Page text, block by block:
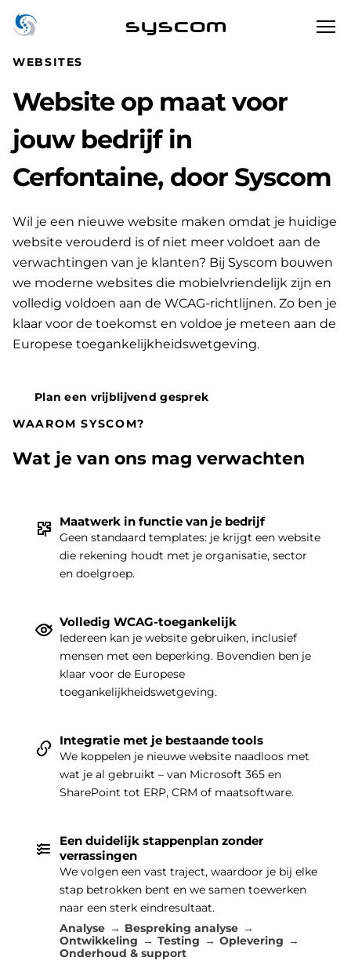
syscom
|
WEBSITES
Website op maat voor
jouw bedrijf in
Cerfontaine, door Syscom
Wil je een nieuwe website maken omdat je huidige
website verouderd is of niet meer voldoet aan de
verwachtingen van je klanten? Bij Syscom bouwen
we moderne websites die mobielvriendelijk zijn en
volledig voldoen aan de WCAG-richtlijnen. Zo ben je
klaar voor de toekomst en voldoe je meteen aan de
Europese toegankelijkheidswetgeving.
Plan een vrijblijvend gesprek
WAAROM SYSCOM?
Wat je van ons mag verwachten
Maatwerk in functie van je bedrijf
Geen standaard templates: je krijgt een website
die rekening houdt met je organisatie, sector
en doelgroep.
Volledig WCAG-toegankelijk
Iedereen kan je website gebruiken, inclusief
mensen met een beperking. Bovendien ben je
klaar voor de Europese
toegankelijkheidswetgeving.
Integratie met je bestaande tools
We koppelen je nieuwe website naadloos met
wat je al gebruikt – van Microsoft 365 en
SharePoint tot ERP, CRM of maatsoftware.
Een duidelijk stappenplan zonder
verrassingen
We volgen een vast traject, waardoor je bij elke
stap betrokken bent en we samen toewerken
naar een sterk eindresultaat.
Analyse
Bespreking analyse
Ontwikkeling
Testing
Oplevering
Onderhoud & support